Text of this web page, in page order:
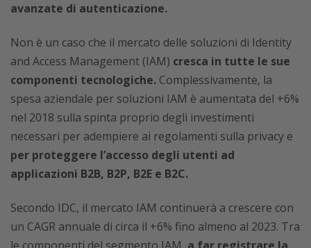
avanzate di autenticazione.
Non è un caso che il mercato delle soluzioni di Identity
and Access Management (IAM) cresca in tutte le sue
componenti tecnologiche. Complessivamente, la
spesa aziendale per soluzioni IAM è aumentata del +6%
nel 2018 sulla spinta proprio degli investimenti
necessari per adempiere ai regolamenti sulla privacy e
per proteggere l’accesso degli utenti ad
applicazioni B2B, B2P, B2E e B2C.
Secondo IDC, il mercato IAM continuerà a crescere con
un CAGR annuale di circa il +6% fino almeno al 2023. Tra